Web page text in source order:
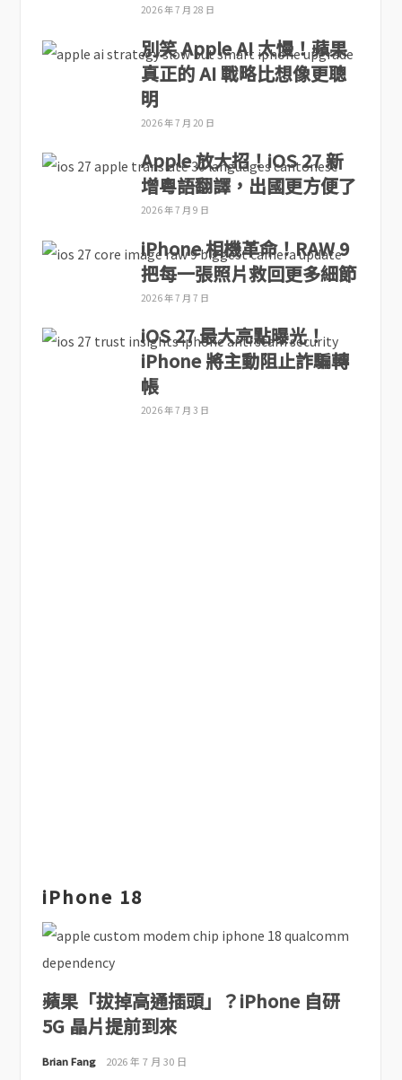
2026 年 7 月 28 日
別笑 Apple AI 太慢！蘋果
真正的 AI 戰略比想像更聰
明
2026 年 7 月 20 日
Apple 放大招！iOS 27 新
增粵語翻譯，出國更方便了
2026 年 7 月 9 日
iPhone 相機革命！RAW 9
把每一張照片救回更多細節
2026 年 7 月 7 日
iOS 27 最大亮點曝光！
iPhone 將主動阻止詐騙轉
帳
2026 年 7 月 3 日
iPhone 18
蘋果「拔掉高通插頭」？iPhone 自研
5G 晶片提前到來
Brian Fang 2026 年 7 月 30 日